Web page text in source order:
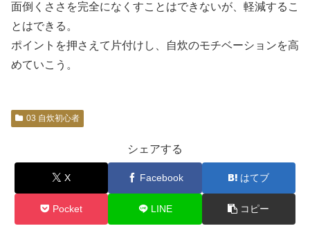
面倒くささを完全になくすことはできないが、軽減するこ
とはできる。
ポイントを押さえて片付けし、自炊のモチベーションを高
めていこう。
03 自炊初心者
シェアする
X Facebook はてブ
Pocket LINE コピー